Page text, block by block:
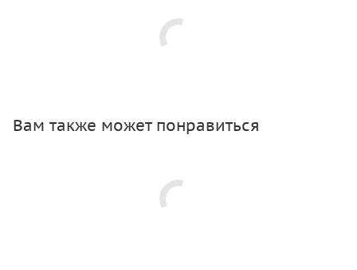
Вам также может понравиться